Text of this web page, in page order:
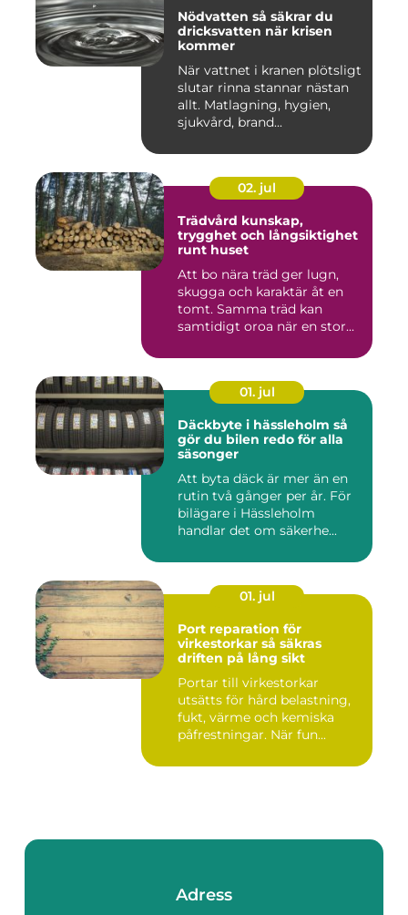
Nödvatten så säkrar du
dricksvatten när krisen
kommer
När vattnet i kranen plötsligt
slutar rinna stannar nästan
allt. Matlagning, hygien,
sjukvård, brand...
02. jul
Trädvård kunskap,
trygghet och långsiktighet
runt huset
Att bo nära träd ger lugn,
skugga och karaktär åt en
tomt. Samma träd kan
samtidigt oroa när en stor...
01. jul
Däckbyte i hässleholm så
gör du bilen redo för alla
säsonger
Att byta däck är mer än en
rutin två gånger per år. För
bilägare i Hässleholm
handlar det om säkerhe...
01. jul
Port reparation för
virkestorkar så säkras
driften på lång sikt
Portar till virkestorkar
utsätts för hård belastning,
fukt, värme och kemiska
påfrestningar. När fun...
Adress